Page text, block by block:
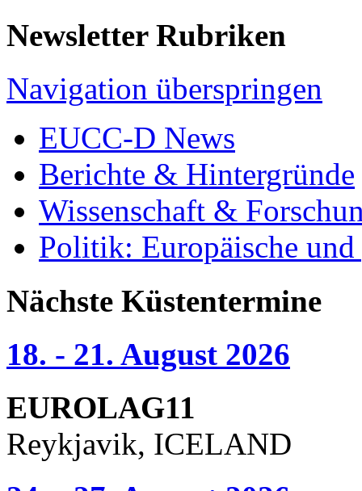
Newsletter Rubriken
Navigation überspringen
EUCC-D News
Berichte & Hintergründe
Wissenschaft &
Politik: Europäische
Nächste Küstentermine
18. - 21. August 2026
EUROLAG11
Reykjavik, ICELAND